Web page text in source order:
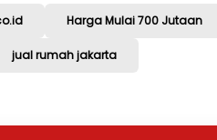
Harga Mulai 700 Jutaan
jual rumah jakarta